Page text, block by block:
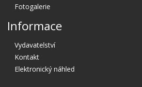
Fotogalerie
Informace
Vydavatelství
Kontakt
Elektronický náhled